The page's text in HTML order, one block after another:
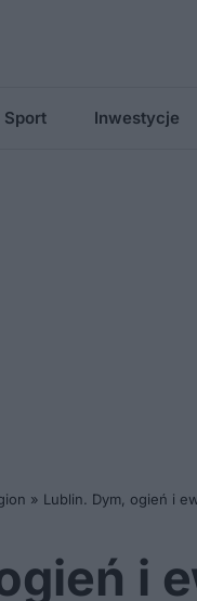
Sport Inwestycje
» Lublin. Dym, ogień i
i